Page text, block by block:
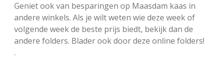
Geniet ook van besparingen op Maasdam kaas in
andere winkels. Als je wilt weten wie deze week of
volgende week de beste prijs biedt, bekijk dan de
andere folders. Blader ook door deze online folders!
.